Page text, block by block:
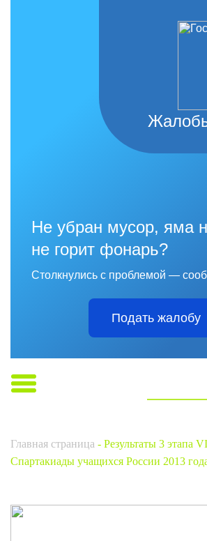
Не убран мусор, яма
не горит фонарь?
Столкнулись с проблемой —
Подать жалобу
Главная страница - Результаты 3 этапа
Спартакиады учащихся России 2013